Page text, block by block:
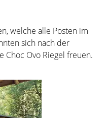
welche alle Posten im
sich nach der
Choc Ovo Riegel freuen.